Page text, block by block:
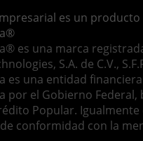
es un producto
es una marca
S.A. de C.V.,
es una entidad
por el Gobierno Federal,
Popular. Igualmente
conformidad con la